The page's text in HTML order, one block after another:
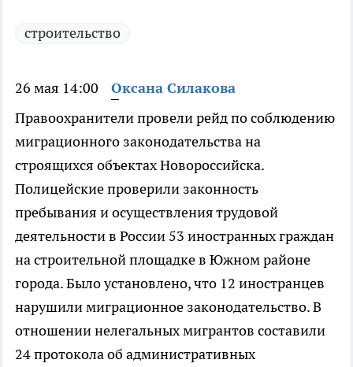
строительство
26 мая 14:00
Оксана Силакова
Правоохранители провели рейд по соблюдению
миграционного законодательства на
строящихся объектах Новороссийска.
Полицейские проверили законность
пребывания и осуществления трудовой
деятельности в России 53 иностранных граждан
на строительной площадке в Южном районе
города. Было установлено, что 12 иностранцев
нарушили миграционное законодательство. В
отношении нелегальных мигрантов составили
24 протокола об административных